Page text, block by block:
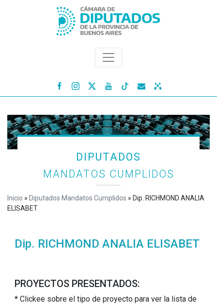
   
DIPUTADOS
MANDATOS CUMPLIDOS
Inicio » Diputados Mandatos Cumplidos » Dip. RICHMOND ANALIA
ELISABET
Dip. RICHMOND ANALIA ELISABET
PROYECTOS PRESENTADOS:
* Clickee sobre el tipo de proyecto para ver la lista de